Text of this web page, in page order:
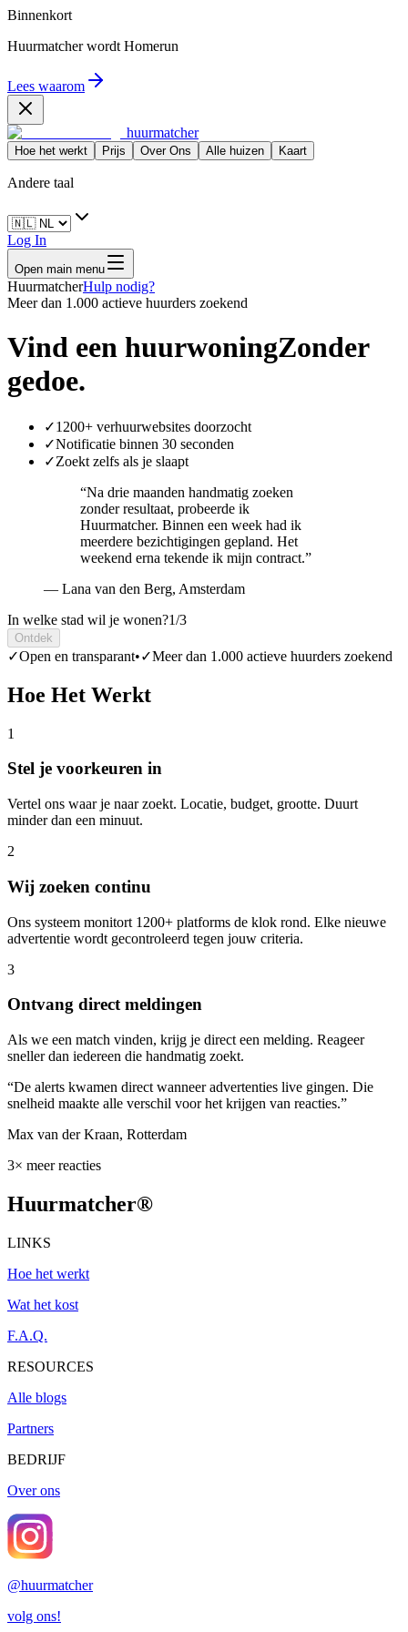
Binnenkort
Huurmatcher wordt Homerun
Lees waarom
huurmatcher
Hoe het werkt Prijs Over Ons Alle huizen Kaart
Andere taal
Log In
Open main menu
HuurmatcherHulp nodig?
Meer dan 1.000 actieve huurders zoekend
Vind een huurwoningZonder
gedoe.
✓1200+ verhuurwebsites doorzocht
✓Notificatie binnen 30 seconden
✓Zoekt zelfs als je slaapt
“Na drie maanden handmatig zoeken
zonder resultaat, probeerde ik
Huurmatcher. Binnen een week had ik
meerdere bezichtigingen gepland. Het
weekend erna tekende ik mijn contract.”
— Lana van den Berg, Amsterdam
In welke stad wil je wonen?1/3
Ontdek
✓Open en transparant•✓Meer dan 1.000 actieve huurders zoekend
Hoe Het Werkt
1
Stel je voorkeuren in
Vertel ons waar je naar zoekt. Locatie, budget, grootte. Duurt
minder dan een minuut.
2
Wij zoeken continu
Ons systeem monitort 1200+ platforms de klok rond. Elke nieuwe
advertentie wordt gecontroleerd tegen jouw criteria.
3
Ontvang direct meldingen
Als we een match vinden, krijg je direct een melding. Reageer
sneller dan iedereen die handmatig zoekt.
“De alerts kwamen direct wanneer advertenties live gingen. Die
snelheid maakte alle verschil voor het krijgen van reacties.”
Max van der Kraan, Rotterdam
3× meer reacties
Huurmatcher®
LINKS
Hoe het werkt
Wat het kost
F.A.Q.
RESOURCES
Alle blogs
Partners
BEDRIJF
Over ons
@huurmatcher
volg ons!